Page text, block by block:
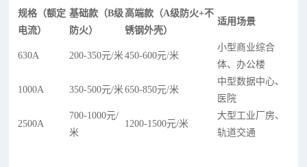
规格（额定
电流）
基础款（B级
防火）
高端款（A级防火+不
锈钢外壳）
适用场景
630A 200-350元/米450-600元/米
小型商业综合
体、办公楼
1000A 350-500元/米650-850元/米
中型数据中心、
医院
2500A
700-1000元/
米
1200-1500元/米
大型工业厂房、
轨道交通